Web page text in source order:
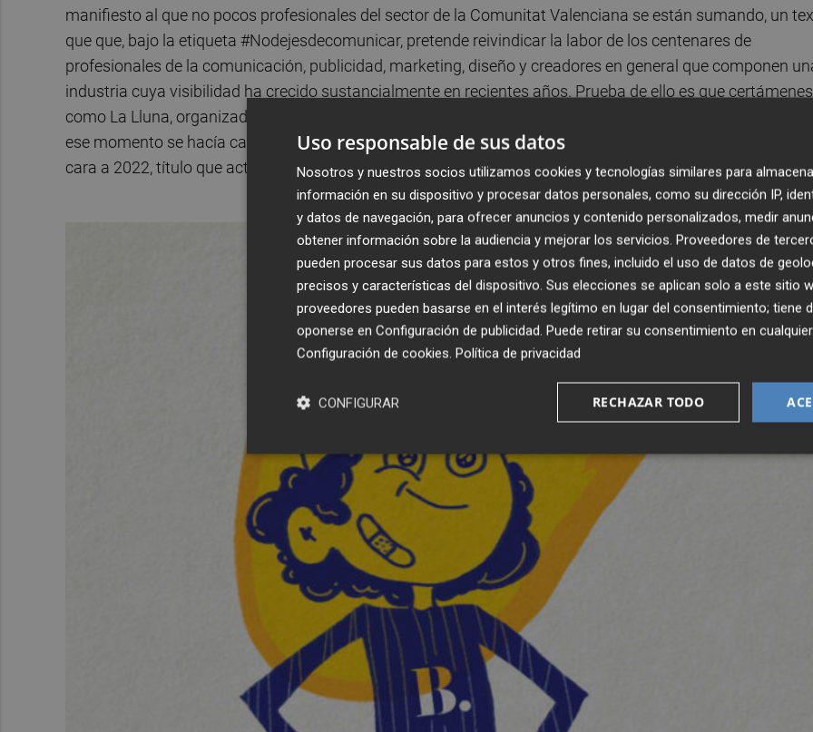
manifiesto al que no pocos profesionales del sector de la Comunitat Valenciana se están sumando, un
que que, bajo la etiqueta #Nodejesdecomunicar, pretende reivindicar la labor de los centenares de
profesionales de la comunicación, publicidad, marketing, diseño y creadores en general que componen
industria cuya visibilidad ha crecido sustancialmente en recientes años. Prueba de ello es que certámenes
como La Lluna, organizado por ComunitAD, optó al año pasado por volver a celebrarse anualmente -hasta
ese momento se hacía cada dos años- o la designación de València como Capital Mundial del Diseño de
cara a 2022, título que actualmente ostenta Lille (Francia).
Uso responsable de sus datos
Nosotros y nuestros socios utilizamos cookies y tecnologías similares para
información en su dispositivo y procesar datos personales, como su dirección IP,
y datos de navegación, para ofrecer anuncios y contenido personalizados, medir
obtener información sobre la audiencia y mejorar los servicios. Proveedores de
pueden procesar sus datos para estos y otros fines, incluido el uso de datos de
precisos y características del dispositivo. Sus elecciones se aplican solo a este sitio
proveedores pueden basarse en el interés legítimo en lugar del consentimiento; tiene
oponerse en Configuración de publicidad. Puede retirar su consentimiento en
Configuración de cookies. Política de privacidad
RECHAZAR TODO
CONFIGURAR